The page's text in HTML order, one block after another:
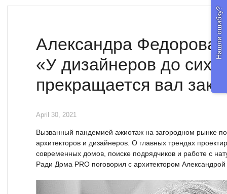
Александра Федорова,
«У дизайнеров до сих
прекращается вал
April 30, 2021
Вызванный пандемией ажиотаж на загородном рынке
архитекторов и дизайнеров. О главных трендах
современных домов, поиске подрядчиков и работе с
Ради Дома PRO поговорил с архитектором
Нашли ошибку?